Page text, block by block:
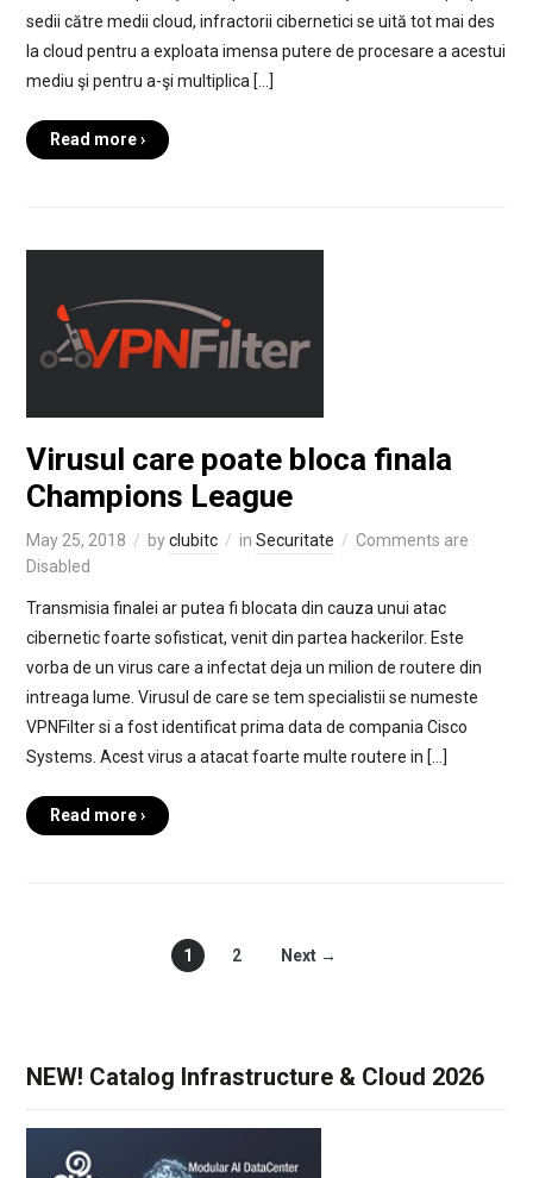
sedii către medii cloud, infractorii cibernetici se uită tot mai des
la cloud pentru a exploata imensa putere de procesare a acestui
mediu şi pentru a-şi multiplica […]
Read more ›
Virusul care poate bloca finala
Champions League
May 25, 2018 byclubitc in Securitate
Comments are
Disabled
Transmisia finalei ar putea fi blocata din cauza unui atac
cibernetic foarte sofisticat, venit din partea hackerilor. Este
vorba de un virus care a infectat deja un milion de routere din
intreaga lume. Virusul de care se tem specialistii se numeste
VPNFilter si a fost identificat prima data de compania Cisco
Systems. Acest virus a atacat foarte multe routere in […]
Read more ›
1 2 Next →
NEW! Catalog Infrastructure & Cloud 2026